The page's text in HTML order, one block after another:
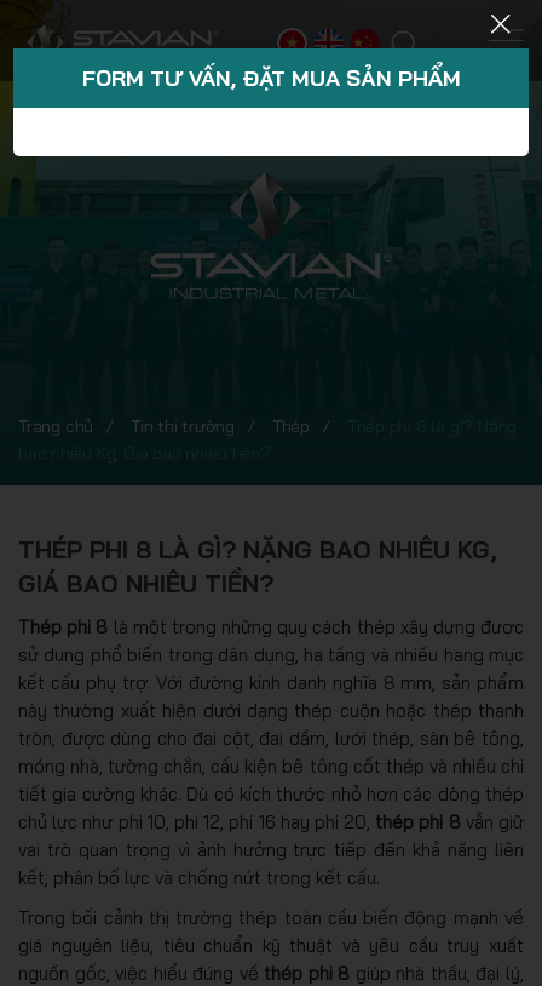
Trang chủ Tin thị trường Thép
THÉP PHI 8 LÀ GÌ? NẶNG BAO NHIÊU KG,
GIÁ BAO NHIÊU TIỀN?
Thép phi 8 là một trong những quy cách thép xây dựng được
sử dụng phổ biến trong dân dụng, hạ tầng và nhiều hạng mục
kết cấu phụ trợ. Với đường kính danh nghĩa 8 mm, sản phẩm
này thường xuất hiện dưới dạng thép cuộn hoặc thép thanh
tròn, được dùng cho đai cột, đai dầm, lưới thép, sàn bê tông,
móng nhà, tường chắn, cấu kiện bê tông cốt thép và nhiều chi
tiết gia cường khác. Dù có kích thước nhỏ hơn các dòng thép
chủ lực như phi 10, phi 12, phi 16 hay phi 20, thép phi 8 vẫn giữ
vai trò quan trọng vì ảnh hưởng trực tiếp đến khả năng liên
kết, phân bố lực và chống nứt trong kết cấu.
Trong bối cảnh thị trường thép toàn cầu biến động mạnh về
giá nguyên liệu, tiêu chuẩn kỹ thuật và yêu cầu truy xuất
nguồn gốc, việc hiểu đúng về thép phi 8 giúp nhà thầu, đại lý,
FORM TƯ VẤN, ĐẶT MUA SẢN PHẨM